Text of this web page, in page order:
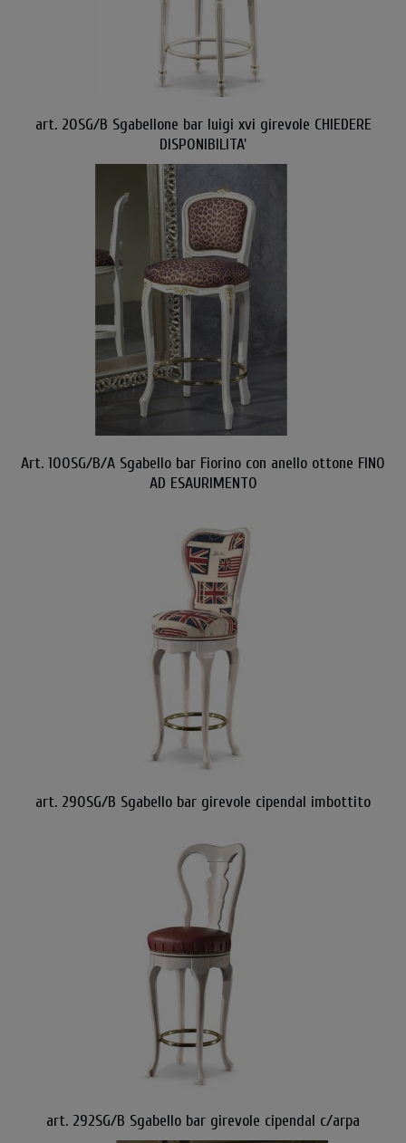
art. 20SG/B Sgabellone bar luigi xvi girevole CHIEDERE
DISPONIBILITA'
Art. 100SG/B/A Sgabello bar Fiorino con anello ottone FINO
AD ESAURIMENTO
art. 290SG/B Sgabello bar girevole cipendal imbottito
art. 292SG/B Sgabello bar girevole cipendal c/arpa